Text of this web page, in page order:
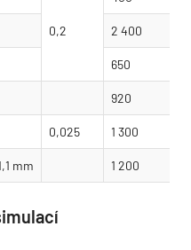
0,2 2 400
650
920
0,025 1 300
mm 1 200